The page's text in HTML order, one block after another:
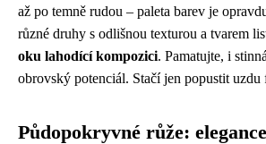
až po temně rudou – paleta barev je
různé druhy s odlišnou texturou a tvarem
oku lahodící kompozici. Pamatujte, i
obrovský potenciál. Stačí jen popustit
Půdopokryvné růže: